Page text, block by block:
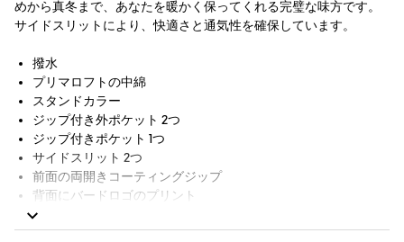
めから真冬まで、あなたを暖かく保ってくれる完璧な味方です。
サイドスリットにより、快適さと通気性を確保しています。
撥水
プリマロフトの中綿
スタンドカラー
ジップ付き外ポケット 2つ
ジップ付きポケット 1つ
サイドスリット 2つ
前面の両開きコーティングジップ
背面にバードロゴのプリント
シリコン製Aigleバッジ
裏地付き